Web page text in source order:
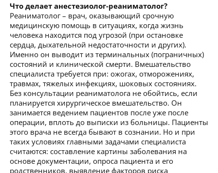
Что делает анестезиолог-реаниматолог?
Реаниматолог – врач, оказывающий срочную
медицинскую помощь в ситуациях, когда жизнь
человека находится под угрозой (при остановке
сердца, дыхательной недостаточности и других).
Именно он выводит из терминальных (пограничных)
состояний и клинической смерти. Вмешательство
специалиста требуется при: ожогах, отморожениях,
травмах, тяжелых инфекциях, шоковых состояниях.
Без консультации реаниматолога не обойтись, если
планируется хирургическое вмешательство. Он
занимается ведением пациентов после уже после
операции, вплоть до выписки из больницы. Пациенты
этого врача не всегда бывают в сознании. Но и при
таких условиях главными задачами специалиста
считаются: составление картины заболевания на
основе документации, опроса пациента и его
родственников, выявление факторов риска